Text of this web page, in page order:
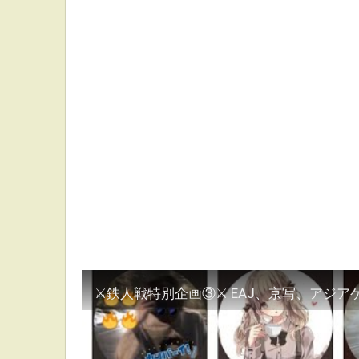
⚔鉄人戦特別企画③⚔ EAJ、京写、アジア